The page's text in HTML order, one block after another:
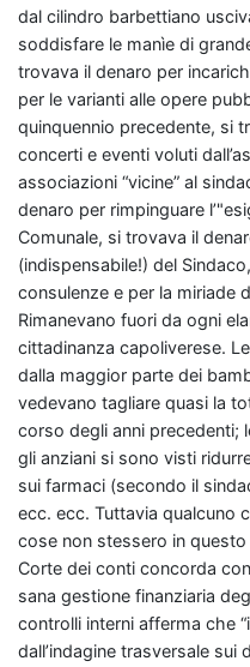
dal cilindro barbettiano
soddisfare le manìe di
trovava il denaro per
per le varianti alle opere
quinquennio precedente, si
concerti e eventi voluti
associazioni “vicine” al
denaro per rimpinguare
Comunale, si trovava il
(indispensabile!) del
consulenze e per la miriade
Rimanevano fuori da ogni
cittadinanza capoliverese.
dalla maggior parte dei
vedevano tagliare quasi la
corso degli anni precedenti;
gli anziani si sono visti
sui farmaci (secondo il
ecc. ecc. Tuttavia qualcuno
cose non stessero in
Corte dei conti concorda
sana gestione finanziaria
controlli interni afferma che
dall’indagine trasversale sui